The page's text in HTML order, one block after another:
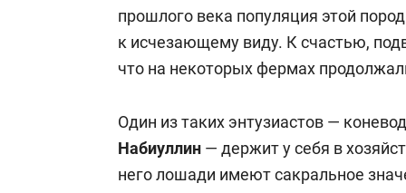
прошлого века популяция этой
к исчезающему виду. К счастью,
что на некоторых фермах
Один из таких энтузиастов —
Набиуллин — держит у себя в
него лошади имеют сакральное